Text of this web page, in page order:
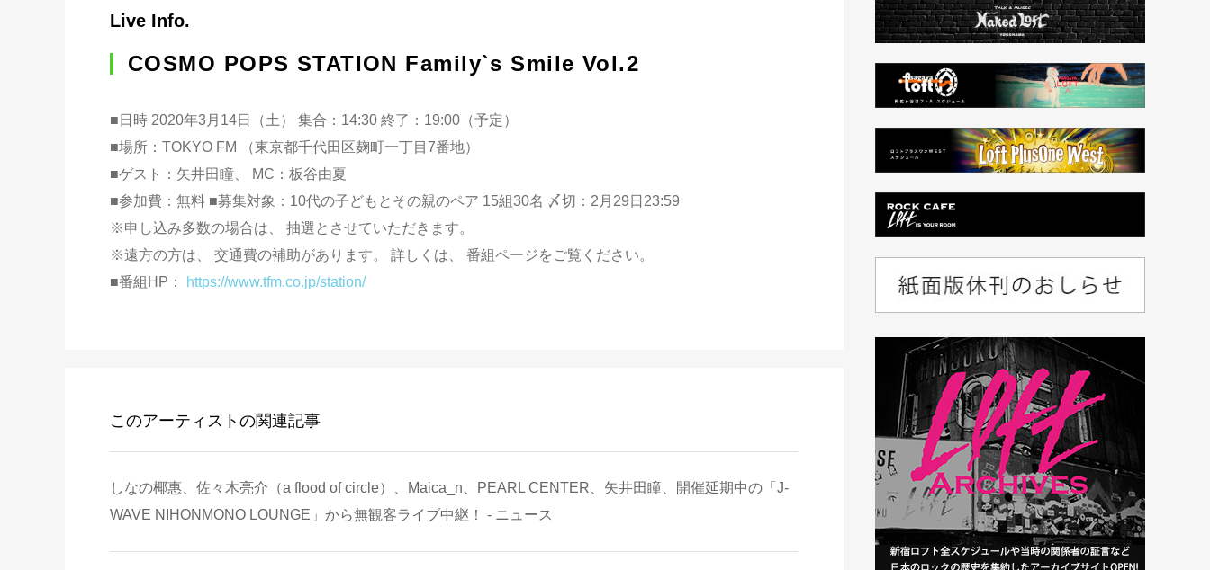
Live Info.
COSMO POPS STATION Family`s Smile Vol.2
■日時 2020年3月14日（土） 集合：14:30 終了：19:00（予定）
■場所：TOKYO FM （東京都千代田区麹町一丁目7番地）
■ゲスト：矢井田瞳、 MC：板谷由夏
■参加費：無料 ■募集対象：10代の子どもとその親のペア 15組30名 〆切：2月29日23:59
※申し込み多数の場合は、 抽選とさせていただきます。
※遠方の方は、 交通費の補助があります。 詳しくは、 番組ページをご覧ください。
■番組HP：
https://www.tfm.co.jp/station/
このアーティストの関連記事
しなの椰惠、佐々木亮介（a flood of circle）、Maica_n、PEARL CENTER、矢井田瞳、開催延期中の「J-
WAVE NIHONMONO LOUNGE」から無観客ライブ中継！ - ニュース